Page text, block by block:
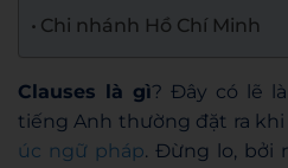
Chi nhánh Hồ Chí Minh
Clauses là gì? Đây có lẽ
tiếng Anh thường đặt ra
úc ngữ pháp. Đừng lo, bởi